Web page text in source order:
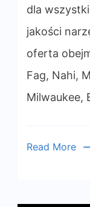
dla
jakości
oferta
Fag, Nahi,
Milwaukee,
Read More